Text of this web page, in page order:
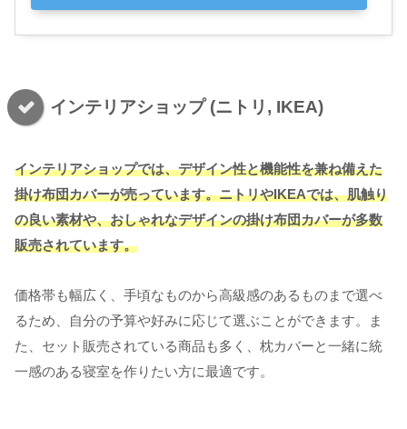
インテリアショップ (ニトリ, IKEA)
インテリアショップでは、デザイン性と機能性を兼ね備えた
掛け布団カバーが売っています。ニトリやIKEAでは、肌触り
の良い素材や、おしゃれなデザインの掛け布団カバーが多数
販売されています。
価格帯も幅広く、手頃なものから高級感のあるものまで選べ
るため、自分の予算や好みに応じて選ぶことができます。ま
た、セット販売されている商品も多く、枕カバーと一緒に統
一感のある寝室を作りたい方に最適です。